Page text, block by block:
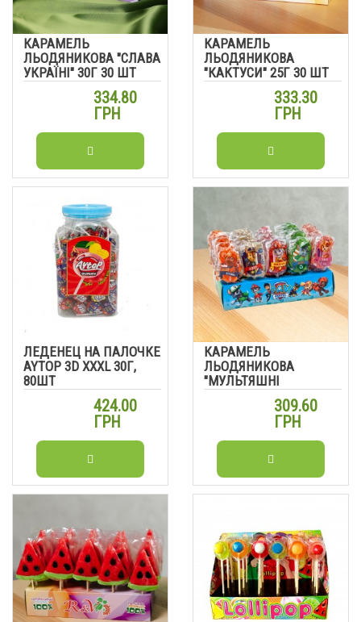
КАРАМЕЛЬ
ЛЬОДЯНИКОВА "СЛАВА
УКРАЇНІ" 30Г 30 ШТ
334.80
ГРН
КАРАМЕЛЬ
ЛЬОДЯНИКОВА
"КАКТУСИ" 25Г 30 ШТ
333.30
ГРН
ЛЕДЕНЕЦ НА ПАЛОЧКЕ
AYTOP 3D XXXL 30Г,
80ШТ
424.00
ГРН
КАРАМЕЛЬ
ЛЬОДЯНИКОВА
"МУЛЬТЯШНІ
СОБАЧКИ" 30 ГР 30 ШТ
309.60
ГРН